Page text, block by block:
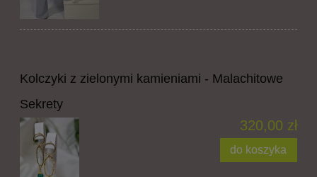
Kolczyki z zielonymi kamieniami - Malachitowe
Sekrety
320,00 zł
do koszyka